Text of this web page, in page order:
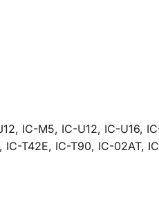
IC-M5, IC-U12, IC-U16,
T42E, IC-T90, IC-02AT,